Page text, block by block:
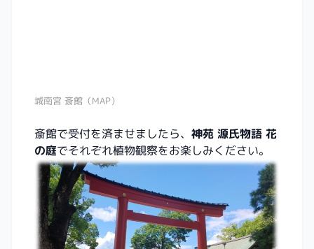
城南宮 斎館（MAP）
斎館で受付を済ませましたら、 神苑 源氏物語 花
の庭でそれぞれ植物観察をお楽しみください。